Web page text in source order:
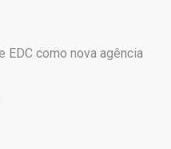
EDC como nova agência